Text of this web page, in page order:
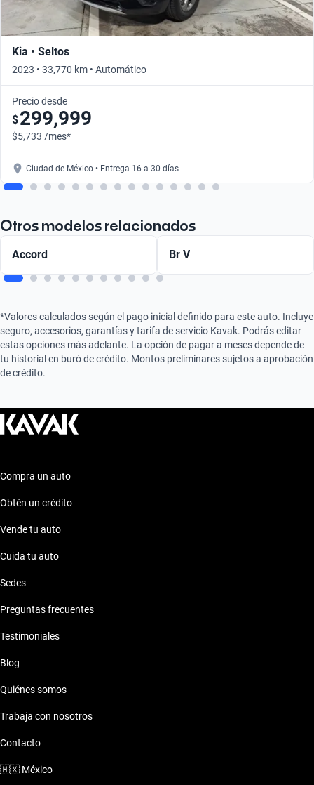
Kia • Seltos
2023 • 33,770 km • Automático
Precio desde
$299,999
$5,733 /mes*
Ciudad de México • Entrega 16 a 30 días
Otros modelos relacionados
Accord Br V
*Valores calculados según el pago inicial definido para este auto. Incluye
seguro, accesorios, garantías y tarifa de servicio Kavak. Podrás editar
estas opciones más adelante. La opción de pagar a meses depende de
tu historial en buró de crédito. Montos preliminares sujetos a aprobación
de crédito.
Compra un auto
Obtén un crédito
Vende tu auto
Cuida tu auto
Sedes
Preguntas frecuentes
Testimoniales
Blog
Quiénes somos
Trabaja con nosotros
Contacto
🇲🇽 México